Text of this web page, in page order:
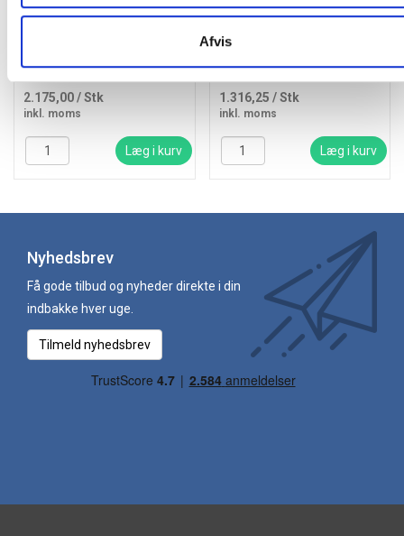
Afvis
HP 220X Original LaserJet
2.175,00/ Stk
inkl. moms
Læg i kurv
HP Color LaserJet 415A
Toner Cartridge 2.1K Cyan
1.316,25 / Stk
inkl. moms
Læg i kurv
Nyhedsbrev
Få gode tilbud og nyheder direkte i din
indbakke hver uge.
Tilmeld nyhedsbrev